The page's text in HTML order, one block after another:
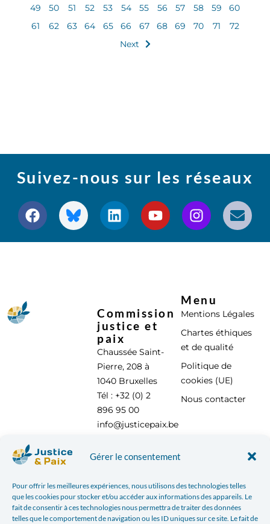
Gérer le consentement
Pour offrir les meilleures expériences, nous utilisons des technologies telles
que les cookies pour stocker et/ou accéder aux informations des appareils. Le
fait de consentir à ces technologies nous permettra de traiter des données
telles que le comportement de navigation ou les ID uniques sur ce site. Le fait de
49
50 51 52 53 54 55 56 57 58 59
60
61
62 63 64 65 66 67 68 69 70 71
72
Next
Suivez-nous sur les réseaux
Commission
justice et
paix
Chaussée Saint-
Pierre, 208 à
1040 Bruxelles
Tél : +32 (0) 2
896 95 00
info@justicepaix.be
Menu
Mentions Légales
Chartes éthiques
et de qualité
Politique de
cookies (UE)
Nous contacter